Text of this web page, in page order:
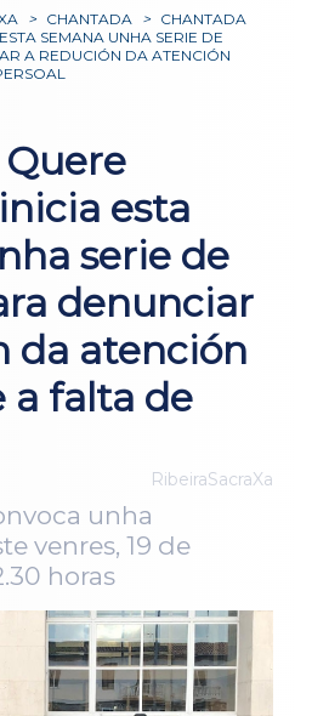
> CHANTADA > CHANTADA
SEMANA UNHA SERIE DE
A REDUCIÓN DA ATENCIÓN
esta
serie de
denunciar
da atención
a falta de
RibeiraSacraXa
unha
venres, 19 de
horas